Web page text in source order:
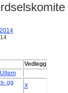
Vedlegg
og
X